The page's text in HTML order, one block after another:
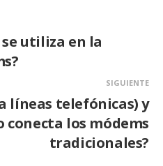
se utiliza en la
SIGUIENTE
líneas telefónicas) y
conecta los módems
tradicionales?